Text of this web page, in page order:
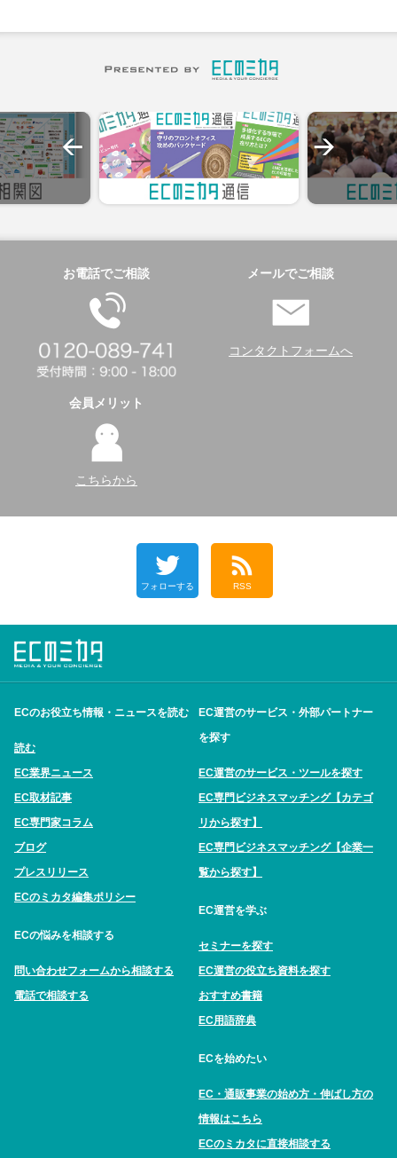
お電話でご相談 メールでご相談
コンタクトフォームへ
会員メリット
こちらから
フォローする RSS
ECのお役立ち情報・ニュースを読む
読む
EC業界ニュース
EC取材記事
EC専門家コラム
ブログ
プレスリリース
ECのミカタ編集ポリシー
ECの悩みを相談する
問い合わせフォームから相談する
電話で相談する
EC運営のサービス・外部パートナー
を探す
EC運営のサービス・ツールを探す
EC専門ビジネスマッチング【カテゴ
リから探す】
EC専門ビジネスマッチング【企業一
覧から探す】
EC運営を学ぶ
セミナーを探す
EC運営の役立ち資料を探す
おすすめ書籍
EC用語辞典
ECを始めたい
EC・通販事業の始め方・伸ばし方の
情報はこちら
ECのミカタに直接相談する